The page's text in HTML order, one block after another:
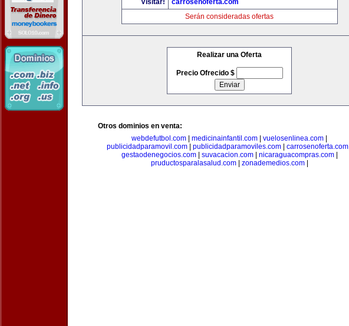
Visitar!
carrosenoferta.com
Serán consideradas ofertas
Realizar una Oferta
Precio Ofrecido $
Otros dominios en venta:
webdefutbol.com
medicinainfantil.com vuelosenlinea.com
publicidadparamovil.com
publicidadparamoviles.com carrosenoferta.com
gestaodenegocios.com| suvacacion.com| nicaraguacompras.com|
pruductosparalasalud.com| zonademedios.com|